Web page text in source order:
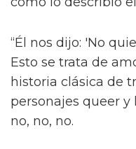
“Él nos dijo: 'No
Esto se trata de
historia clásica de
personajes queer
no, no, no.